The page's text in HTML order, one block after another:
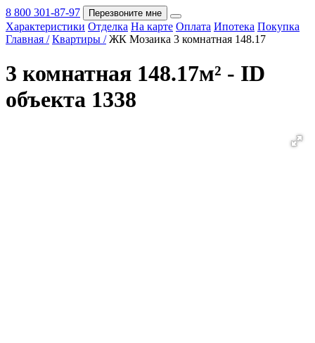
Покупка
8 800 301-87-97 Перезвоните мне
Характеристики Отделка На карте Оплата Ипотека Покупка
Главная / Квартиры / ЖК Мозаика 3 комнатная 148.17
3 комнатная 148.17м² - ID
объекта 1338